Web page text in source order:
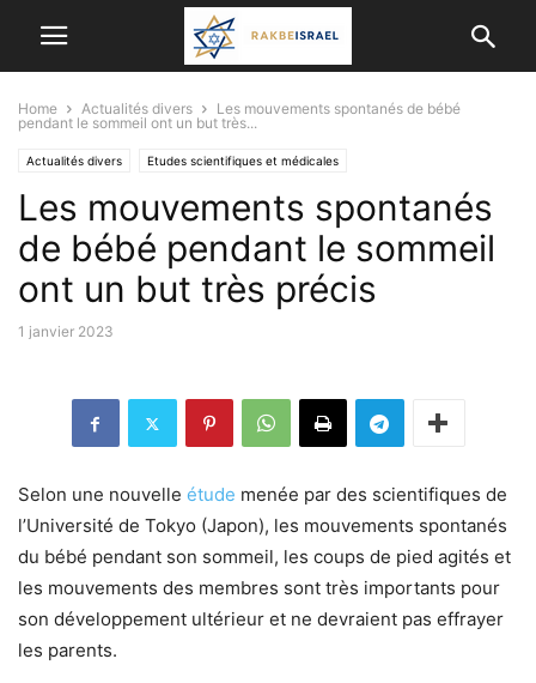
Home Actualités divers
Les mouvements spontanés de bébé
pendant le sommeil ont un but très...
Actualités divers Etudes scientifiques et médicales
Les mouvements spontanés
de bébé pendant le sommeil
ont un but très précis
1 janvier 2023
Selon une nouvelle étude menée par des scientifiques de
l’Université de Tokyo (Japon), les mouvements spontanés
du bébé pendant son sommeil, les coups de pied agités et
les mouvements des membres sont très importants pour
son développement ultérieur et ne devraient pas effrayer
les parents.